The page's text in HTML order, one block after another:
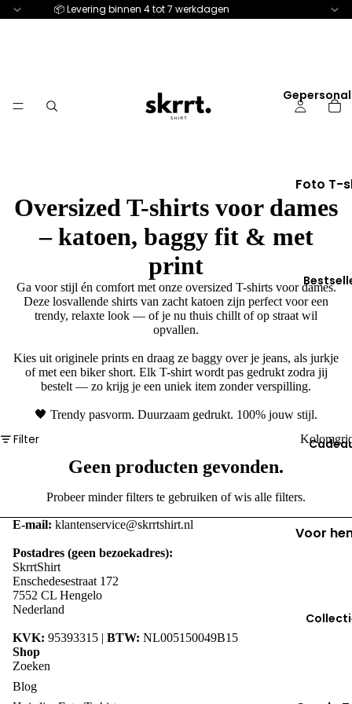
📦 Levering binnen 4 tot 7 werkdagen
Foto T-
Voor hem
Truien
Bruiloft
Stad Trui
Beroep
Cadeau
Voor
Oversized T-shirts voor dames
– katoen, baggy fit & met
print
Ga voor stijl én comfort met onze oversized T-shirts voor dames.
Deze losvallende shirts van zacht katoen zijn perfect voor een
trendy, relaxte look — of je nu thuis chillt of op straat wil
opvallen.
Kies uit originele prints en draag ze baggy over je jeans, als jurkje
of met een biker short. Elk T-shirt wordt pas gedrukt zodra jij
bestelt — zo krijg je een uniek item zonder verspilling.
🖤 Trendy pasvorm. Duurzaam gedrukt. 100% jouw stijl.
Filter
Geen producten gevonden.
Probeer minder filters te gebruiken ofwis alle filters.
E-mail: klantenservice@skrrtshirt.nl
Postadres (geen bezoekadres):
SkrrtShirt
Enschedesestraat 172
7552 CL Hengelo
Nederland
KVK: 95393315 | BTW: NL005150049B15
Shop
Zoeken
Blog